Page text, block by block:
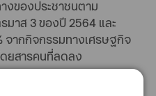
งของประชาชนตาม
มาส 3 ของปี 2564 และ
จากกิจกรรมทางเศรษฐกิจ
ยสารคนที่ลดลง